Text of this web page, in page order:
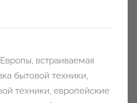
, встраиваемая
бытовой техники,
техники, европейские